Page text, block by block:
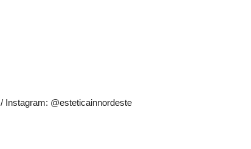
/ Instagram: @esteticainnordeste